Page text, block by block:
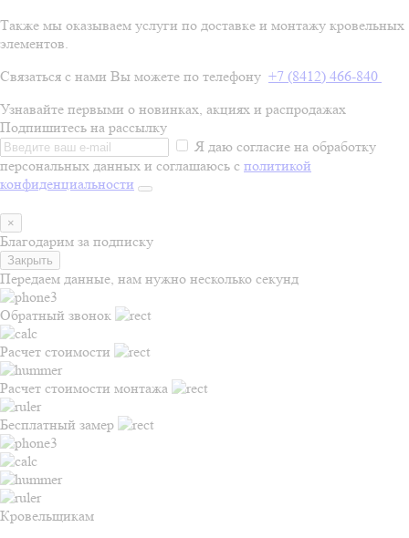
Также мы оказываем услуги по доставке и монтажу кровельных
элементов.
Связаться с нами Вы можете по телефону +7 (8412) 466-840
Узнавайте первыми о новинках, акциях и распродажах
Подпишитесь на рассылку
Я даю согласие на обработку
персональных данных и соглашаюсь с политикой
конфиденциальности
×
Благодарим за подписку
Закрыть
Передаем данные, нам нужно несколько секунд
Обратный звонок
Расчет стоимости
Расчет стоимости монтажа
Бесплатный замер
Кровельщикам